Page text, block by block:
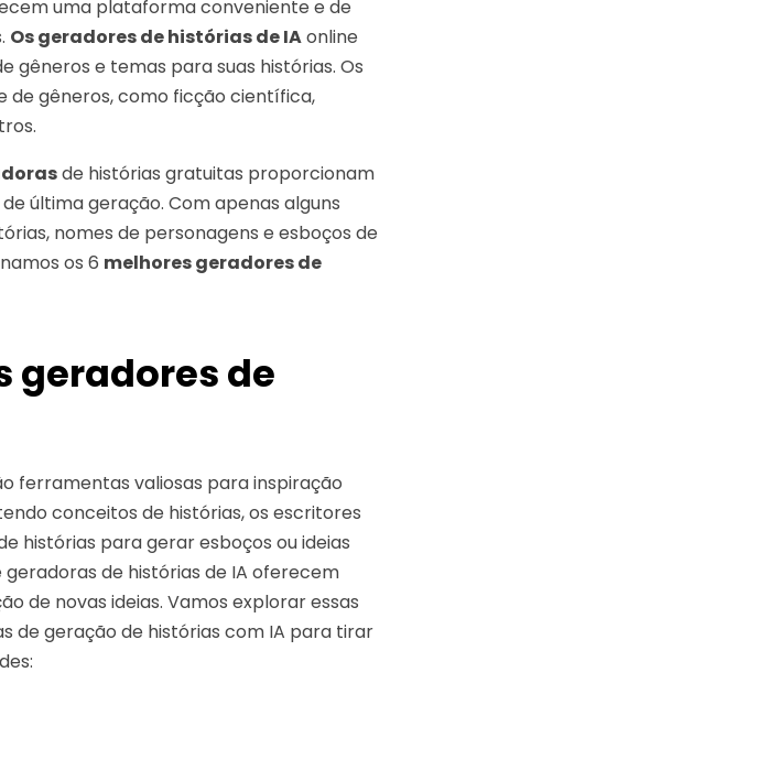
uma plataforma conveniente e de
Os geradores de histórias de IAonline
e temas para suas histórias. Os
de gêneros, como ficção científica,
de histórias gratuitas proporcionam
última geração. Com apenas alguns
nomes de personagens e esboços de
os 6 melhores geradores de
geradores de
ferramentas valiosas para inspiração
conceitos de histórias, os escritores
histórias para gerar esboços ou ideias
de histórias de IA oferecem
de novas ideias. Vamos explorar essas
de geração de histórias com IA para tirar